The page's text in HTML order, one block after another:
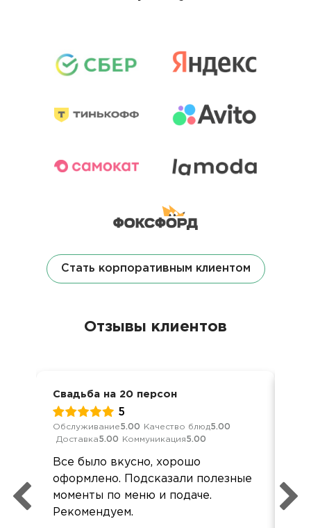
Стать корпоративным клиентом
Отзывы клиентов
Свадьба на 20 персон
5
Обслуживание5.00 Качество блюд5.00
Доставка5.00 Коммуникация5.00
Все было вкусно, хорошо
оформлено. Подсказали полезные
моменты по меню и подаче.
Рекомендуем.
и